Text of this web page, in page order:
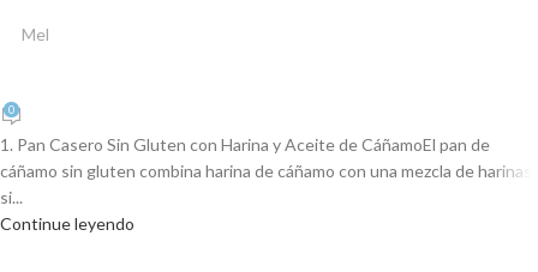
Mel
0
1. Pan Casero Sin Gluten con Harina y Aceite de CáñamoEl pan de
cáñamo sin gluten combina harina de cáñamo con una mezcla de harinas
si...
Continue leyendo